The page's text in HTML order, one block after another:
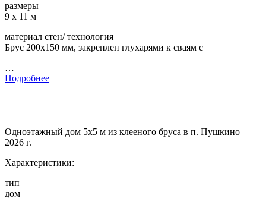
размеры
9 х 11 м
материал стен/ технология
Брус 200х150 мм, закреплен глухарями к сваям с
…
Подробнее
Одноэтажный дом 5х5 м из клееного бруса в п. Пушкино
2026 г.
Характеристики:
тип
дом